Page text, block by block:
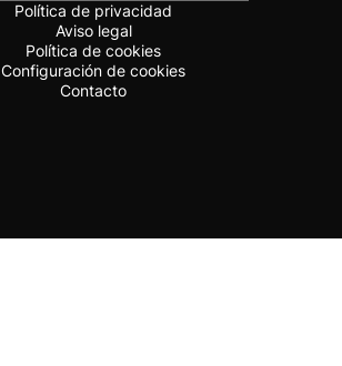
Política de privacidad
Aviso legal
Política de cookies
Configuración de cookies
Contacto